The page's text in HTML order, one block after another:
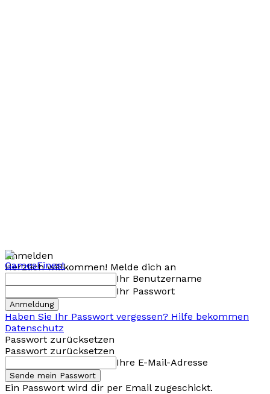
Anmelden
Herzlich willkommen! Melde dich an
Ihr Benutzername
Ihr Passwort
Haben Sie Ihr Passwort vergessen? Hilfe bekommen
Datenschutz
Passwort zurücksetzen
Passwort zurücksetzen
Ihre E-Mail-Adresse
Ein Passwort wird dir per Email zugeschickt.